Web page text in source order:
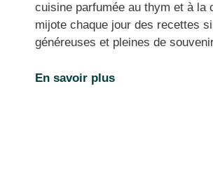
cuisine parfumée au thym et à la
mijote chaque jour des recettes
généreuses et pleines de
En savoir plus